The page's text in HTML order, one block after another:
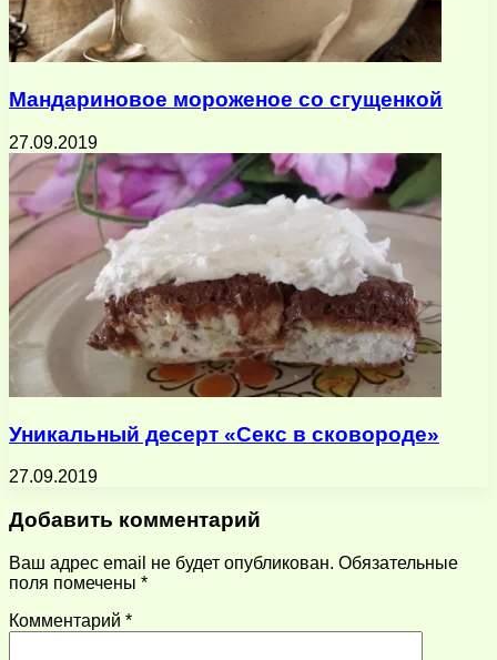
Мандариновое мороженое со сгущенкой
27.09.2019
Уникальный десерт «Секс в сковороде»
27.09.2019
Добавить комментарий
Ваш адрес email не будет опубликован. Обязательные
поля помечены *
Комментарий *